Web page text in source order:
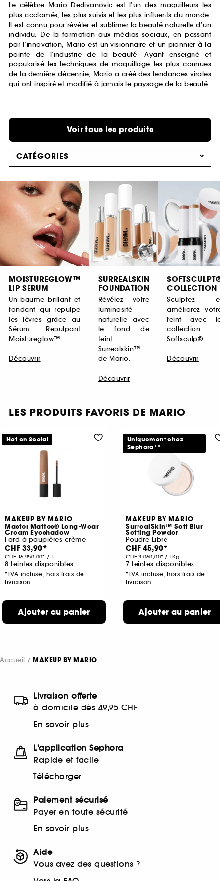
Le célèbre Mario Dedivanovic est l’un des maquilleurs les
plus acclamés, les plus suivis et les plus influents du monde.
Il est connu pour révéler et sublimer la beauté naturelle d’un
individu. De la formation aux médias sociaux, en passant
par l’innovation, Mario est un visionnaire et un pionnier à la
pointe de l’industrie de la beauté. Ayant enseigné et
popularisé les techniques de maquillage les plus connues
de la dernière décennie, Mario a créé des tendances virales
qui ont inspiré et modifié à jamais le paysage de la beauté.
Voir tous les produits
CATÉGORIES
MOISTUREGLOW™
LIP SERUM
Un baume brillant et
fondant qui repulpe
les lèvres grâce au
Sérum Repulpant
Moistureglow™.
Découvrir
SURREALSKIN
FOUNDATION
Révélez votre
luminosité
naturelle avec
le fond de
teint
Surrealskin™
de Mario.
Découvrir
COLLECTION
Sculptez
améliorez
teint avec
collection
Softsculp®.
Découvrir
LES PRODUITS FAVORIS DE MARIO
MAKEUP BY MARIO
Master Mattes® Long-Wear
Cream Eyeshadow
Fard à paupières crème
CHF 33,90
CHF 16.950,00 / 1L
8 teintes disponibles
*TVA incluse, hors frais de
livraison
Ajouter au panier
Hot on Social
MAKEUP BY MARIO
SurrealSkin™ Soft Blur
Setting Powder
Poudre Libre
CHF 45,90
CHF 3.060,00 / 1Kg
7 teintes disponibles
*TVA incluse, hors frais de
livraison
Ajouter au panier
Uniquement chez
Sephora**
Accueil MAKEUP BY MARIO
Livraison offerte
à domicile dès 49,95 CHF
En savoir plus
L'application Sephora
Rapide et facile
Télécharger
Paiement sécurisé
Payer en toute sécurité
En savoir plus
Aide
Vous avez des questions ?